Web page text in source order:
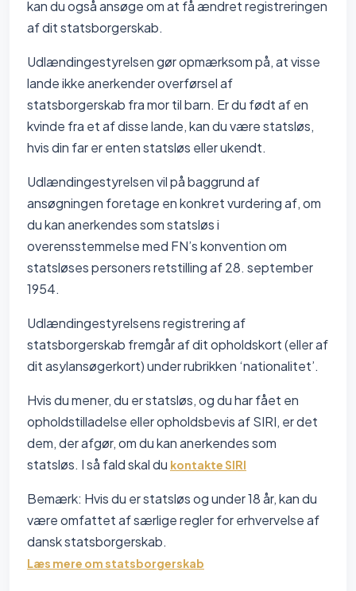
kan du også ansøge om at få ændret registreringen
af dit statsborgerskab.
Udlændingestyrelsen gør opmærksom på, at visse
lande ikke anerkender overførsel af
statsborgerskab fra mor til barn. Er du født af en
kvinde fra et af disse lande, kan du være statsløs,
hvis din far er enten statsløs eller ukendt.
Udlændingestyrelsen vil på baggrund af
ansøgningen foretage en konkret vurdering af, om
du kan anerkendes som statsløs i
overensstemmelse med FN’s konvention om
statsløses personers retstilling af 28. september
1954.
Udlændingestyrelsens registrering af
statsborgerskab fremgår af dit opholdskort (eller af
dit asylansøgerkort) under rubrikken ‘nationalitet’.
Hvis du mener, du er statsløs, og du har fået en
opholdstilladelse eller opholdsbevis af SIRI, er det
dem, der afgør, om du kan anerkendes som
statsløs. I så fald skal du kontakte SIRI
Bemærk: Hvis du er statsløs og under 18 år, kan du
være omfattet af særlige regler for erhvervelse af
dansk statsborgerskab.
Læs mere om statsborgerskab